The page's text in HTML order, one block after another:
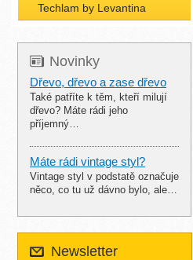
Techlam by Levantina
Novinky
Dřevo, dřevo a zase dřevo
Také patříte k těm, kteří milují
dřevo? Máte rádi jeho
příjemný…
Máte rádi vintage styl?
Vintage styl v podstatě označuje
něco, co tu už dávno bylo, ale…
Newsletter